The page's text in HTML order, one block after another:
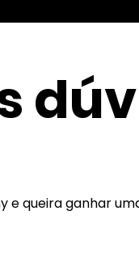
e queira ganhar